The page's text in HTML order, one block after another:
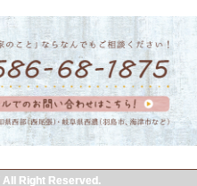
All Right Reserved.